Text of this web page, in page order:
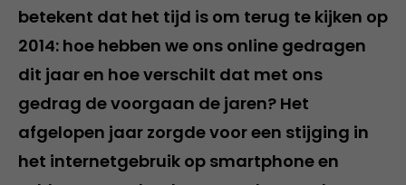
betekent dat het tijd is om terug te kijken op
2014: hoe hebben we ons online gedragen
dit jaar en hoe verschilt dat met ons
gedrag de voorgaan de jaren? Het
afgelopen jaar zorgde voor een stijging in
het internetgebruik op smartphone en